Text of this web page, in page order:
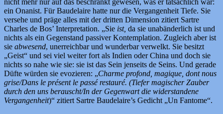
ein Onanist. Für Baudelaire hatte nur die Vergangenheit Tiefe. Sie
versehe und präge alles mit der dritten Dimension zitiert Sartre
Charles de Bos’ Interpretation. „Sie ist, da sie unabänderlich ist und
nichts als ein Gegenstand passiver Kontemplation. Zugleich aber ist
sie abwesend, unerreichbar und wunderbar verwelkt. Sie besitzt
„Geist“ und sei viel weiter fort als Indien oder China und doch sie
nichts so nahe wie sie: sie ist das Sein jenseits de Seins. Und gerade
Düfte würden sie evozieren: „Charme profond, magique, dont nous
grise/Dans le présent le passé restauré. (Tiefer magischer Zauber
durch den uns berauscht/In der Gegenwart die widerstandene
Vergangenheit)“ zitiert Sartre Baudelaire’s Gedicht „Un Fantome“.